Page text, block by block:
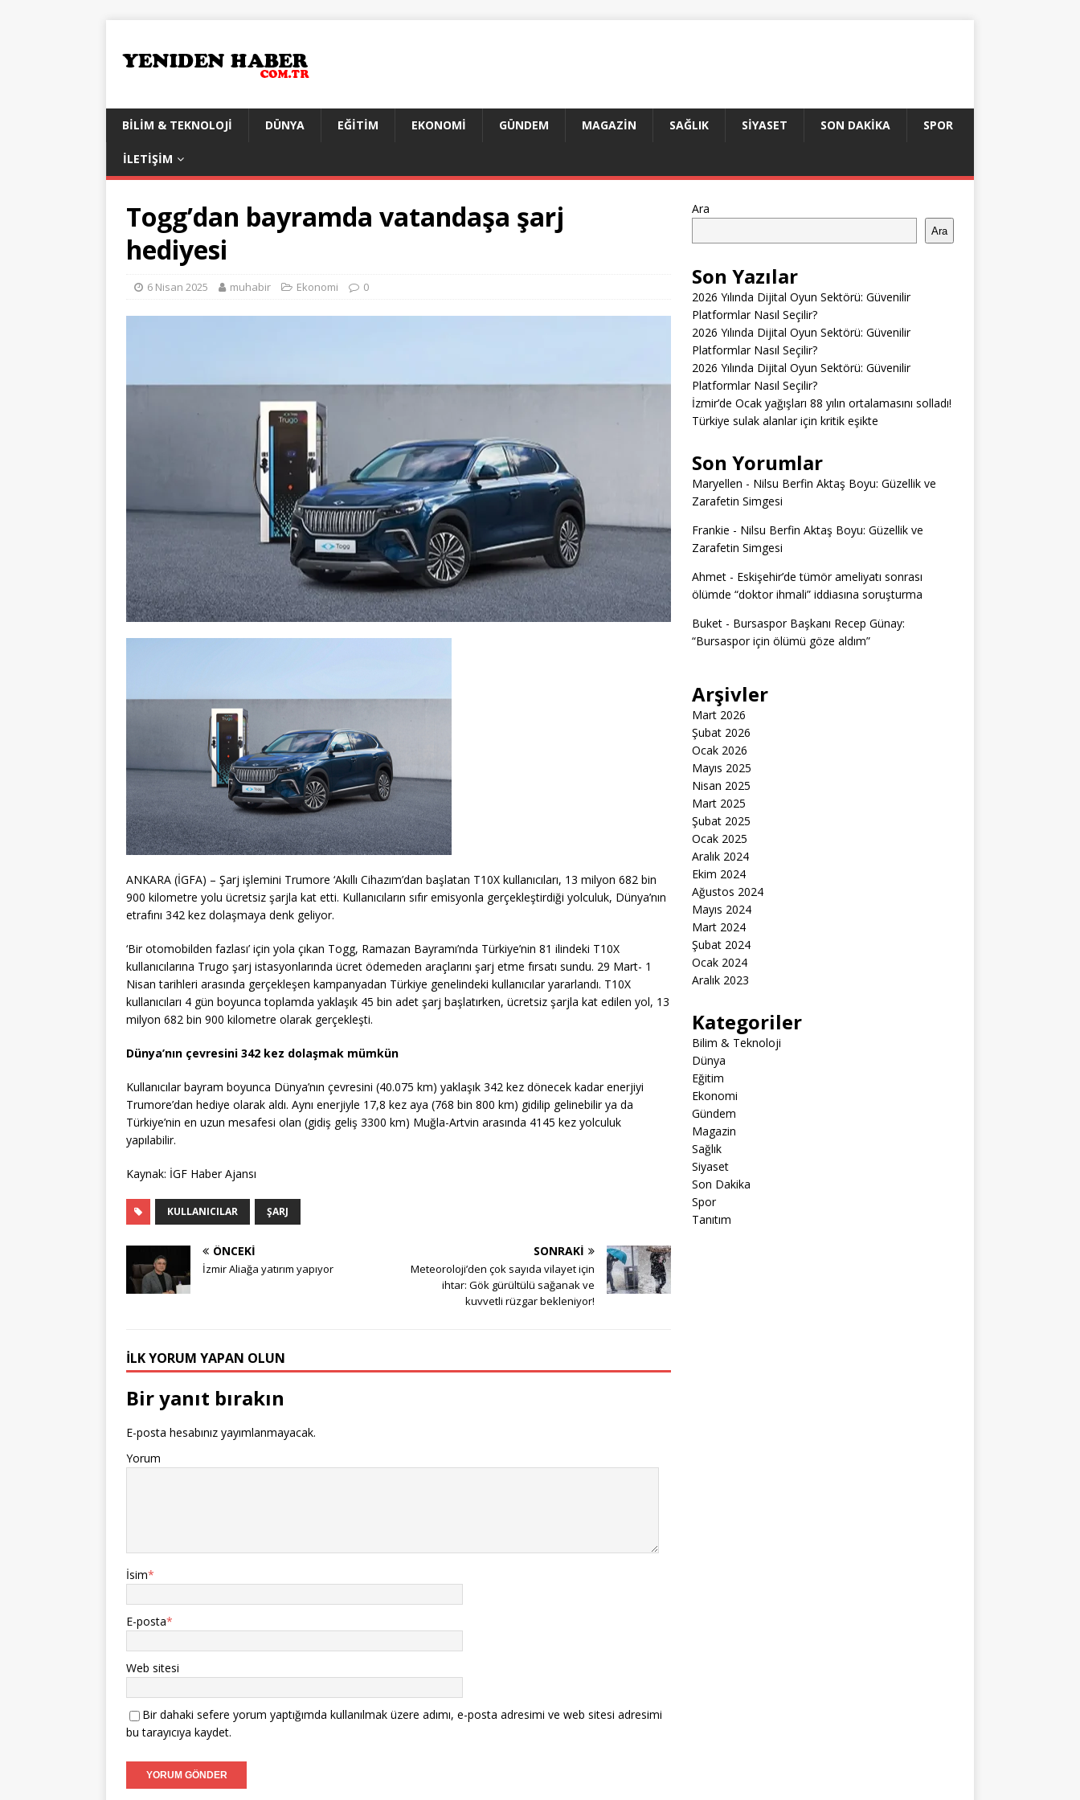
BILIM & TEKNOLOJI DÜNYA EĞITIM EKONOMI GÜNDEM MAGAZIN SAĞLIK SIYASET SON DAKIKA SPOR
İLETIŞIM
Togg’dan bayramda vatandaşa şarj
hediyesi
6 Nisan 2025 muhabir Ekonomi 0
ANKARA (İGFA) – Şarj işlemini Trumore ‘Akıllı Cihazım’dan başlatan T10X kullanıcıları, 13 milyon 682 bin
900 kilometre yolu ücretsiz şarjla kat etti. Kullanıcıların sıfır emisyonla gerçekleştirdiği yolculuk, Dünya’nın
etrafını 342 kez dolaşmaya denk geliyor.
‘Bir otomobilden fazlası’ için yola çıkan Togg, Ramazan Bayramı’nda Türkiye’nin 81 ilindeki T10X
kullanıcılarına Trugo şarj istasyonlarında ücret ödemeden araçlarını şarj etme fırsatı sundu. 29 Mart- 1
Nisan tarihleri arasında gerçekleşen kampanyadan Türkiye genelindeki kullanıcılar yararlandı. T10X
kullanıcıları 4 gün boyunca toplamda yaklaşık 45 bin adet şarj başlatırken, ücretsiz şarjla kat edilen yol, 13
milyon 682 bin 900 kilometre olarak gerçekleşti.
Dünya’nın çevresini 342 kez dolaşmak mümkün
Kullanıcılar bayram boyunca Dünya’nın çevresini (40.075 km) yaklaşık 342 kez dönecek kadar enerjiyi
Trumore’dan hediye olarak aldı. Aynı enerjiyle 17,8 kez aya (768 bin 800 km) gidilip gelinebilir ya da
Türkiye’nin en uzun mesafesi olan (gidiş geliş 3300 km) Muğla-Artvin arasında 4145 kez yolculuk
yapılabilir.
Kaynak: İGF Haber Ajansı
KULLANICILAR ŞARJ
ÖNCEKI
İzmir Aliağa yatırım yapıyor
SONRAKI
Meteoroloji’den çok sayıda vilayet için
ihtar: Gök gürültülü sağanak ve
kuvvetli rüzgar bekleniyor!
İLK YORUM YAPAN OLUN
Bir yanıt bırakın
E-posta hesabınız yayımlanmayacak.
Yorum
İsim*
E-posta*
Web sitesi
Bir dahaki sefere yorum yaptığımda kullanılmak üzere adımı, e-posta adresimi ve web sitesi adresimi
bu tarayıcıya kaydet.
Ara
Ara
Son Yazılar
2026 Yılında Dijital Oyun Sektörü: Güvenilir
Platformlar Nasıl Seçilir?
2026 Yılında Dijital Oyun Sektörü: Güvenilir
Platformlar Nasıl Seçilir?
2026 Yılında Dijital Oyun Sektörü: Güvenilir
Platformlar Nasıl Seçilir?
İzmir’de Ocak yağışları 88 yılın ortalamasını solladı!
Türkiye sulak alanlar için kritik eşikte
Son Yorumlar
Maryellen - Nilsu Berfin Aktaş Boyu: Güzellik ve
Zarafetin Simgesi
Frankie - Nilsu Berfin Aktaş Boyu: Güzellik ve
Zarafetin Simgesi
Ahmet- Eskişehir’de tümör ameliyatı sonrası
ölümde “doktor ihmali” iddiasına soruşturma
Buket- Bursaspor Başkanı Recep Günay:
“Bursaspor için ölümü göze aldım”
Arşivler
Mart 2026
Şubat 2026
Ocak 2026
Mayıs 2025
Nisan 2025
Mart 2025
Şubat 2025
Ocak 2025
Aralık 2024
Ekim 2024
Ağustos 2024
Mayıs 2024
Mart 2024
Şubat 2024
Ocak 2024
Aralık 2023
Kategoriler
Bilim & Teknoloji
Dünya
Eğitim
Ekonomi
Gündem
Magazin
Sağlık
Siyaset
Son Dakika
Spor
Tanıtım